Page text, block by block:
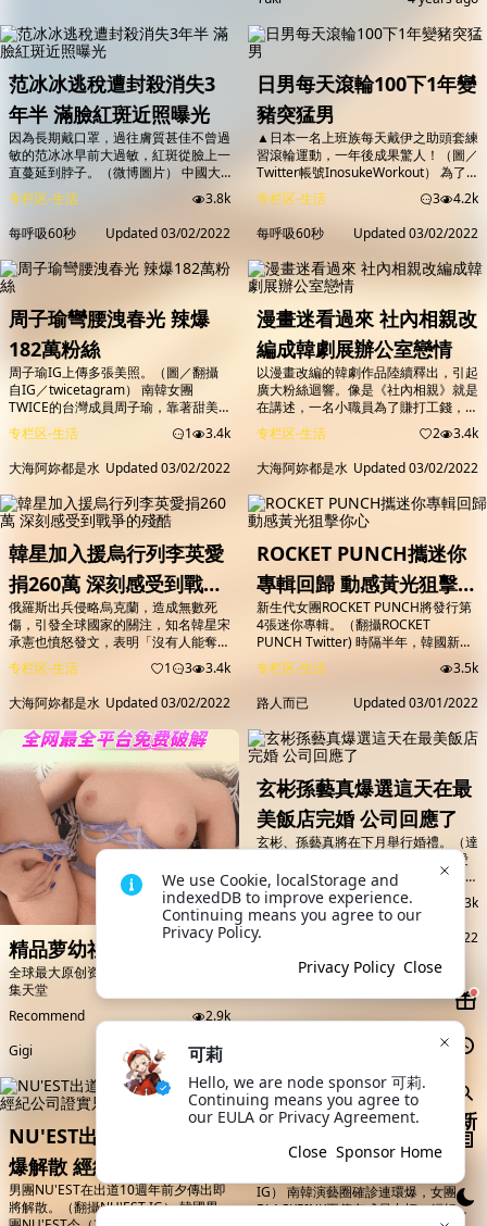
范冰冰逃稅遭封殺消失3
年半 滿臉紅斑近照曝光
因為長期戴口罩，過往膚質甚佳不曾過
敏的范冰冰早前大過敏，紅斑從臉上一
直蔓延到脖子。（微博圖片） 中國大
陸女星范冰冰2018年身陷「陰陽合
約」逃稅泥沼遭封殺，3年半來在大小
銀幕銷聲匿跡，僅好萊塢動作片
《355》得以上映。日前韓媒證實范冰
冰將會客串演出韓劇《Insider》，她
日前在微博公開近況，透露自己出差在
外，因為過敏導致整張臉布滿紅斑，從
眼睛周圍一直蔓延到脖子，看起來十分
嚇人。 范冰...
专栏区-生活
3.8k
每呼吸60秒
Updated03/02/2022
日男每天滾輪100下1年變
豬突猛男
▲日本一名上班族每天戴伊之助頭套練
習滾輪運動，一年後成果驚人！（圖／
Twitter帳號InosukeWorkout） 為了
擁有好身材，鮪魚肚也可以練成肌肉
男！日本一名男子為了練出動畫《鬼滅
之刃》當中「伊之助」的完美身材，一
年前開始在推特上紀錄自己滑滾輪勤練
健身的過程，經過一年後日前他分享成
果，原本圓潤的鮪魚肚已經充滿「8塊
肌」，引起網友熱烈討論！ ▲33歲的
推主分享一年前決定練習滾輪的...
专栏区-生活 3
4.2k
每呼吸60秒
Updated03/02/2022
周子瑜彎腰洩春光 辣爆
182萬粉絲
周子瑜IG上傳多張美照。（圖／翻攝
自IG／twicetagram） 南韓女團
TWICE的台灣成員周子瑜，靠著甜美
仙氣外型，獲得美國電影網站TC
Candler公布「2019全球女星最美臉
蛋」排行榜冠軍，她的一顰一笑往往都
能引起粉絲暴動，最近TWICE飛往美
國展開巡演，只見子瑜在結束紐約場的
演出後，透過社群平台狂PO美照，還
玩起假裝視訊通話，馬上引發網友熱
議。 周子瑜昨（1日）在IG分享...
专栏区-生活 1
3.4k
大海阿妳都是水 Updated03/02/2022
漫畫迷看過來 社內相親改
編成韓劇展辦公室戀情
以漫畫改編的韓劇作品陸續釋出，引起
廣大粉絲迴響。像是《社內相親》就是
在講述，一名小職員為了賺打工錢，替
千金朋友出席相親活動，沒想到對方竟
然是她的公司執行長；另外，韓劇《優
越的一天》，則是一位消防員為了救出
被綁架的女兒，得在24小時內找出連
環殺人犯。 圖／翻攝自
IG@n_a_r_a_k_9 韓劇《社內相親》：
「就用妳那高超的演技，讓我一勞永逸
地退出相親市場吧。」 為了賺取80萬
醫藥費，小職...
专栏区-生活 2
3.4k
大海阿妳都是水 Updated03/02/2022
韓星加入援烏行列李英愛
捐260萬 深刻感受到戰爭
的殘酷
俄羅斯出兵侵略烏克蘭，造成無數死
傷，引發全球國家的關注，知名韓星宋
承憲也憤怒發文，表明「沒有人能奪走
這些孩子們的幸福」，呼籲烏俄停戰，
祈禱世界和平，也貼出一連串照片抨擊
俄羅斯轟炸攻擊的暴行，赤裸裸的呈現
當地慘況。 除此之外，李英愛也霸氣
捐出1億韓元（約新台幣260萬），並
在公開信裡面表示，她的父親曾參與韓
戰，表明「我身為一名參戰勇士的家
人，比任何人都能深刻感受到戰爭的殘
酷」，期盼戰爭趕...
专栏区-生活 1 3
3.4k
大海阿妳都是水 Updated03/02/2022
ROCKET PUNCH攜迷你
專輯回歸 動感黃光狙擊你
心
新生代女團ROCKET PUNCH將發行第
4張迷你專輯。（翻攝ROCKET
PUNCH Twitter) 時隔半年，韓國新生
代女團ROCKET PUNCH攜第4張迷你
專輯《YELLOW PUNCH》回歸歌壇，
新專輯是ROCKET PUNCH的「COLOR
COLLECTION」系列作品，以最接近
光線的夢幻黃色氛圍感，展現出在閃耀
的聚光燈下走秀的滿滿自信感。
ROCKET PUNCH是由...
专栏区-生活
3.5k
路人而已
Updated03/01/2022
精品萝幼社
全球最大原创资源平台，萝莉爱好者聚
集天堂
Recommend
2.9k
Gigi
03/01/2022
玄彬孫藝真爆選這天在最
美飯店完婚 公司回應了
玄彬、孫藝真將在下月舉行婚禮。（達
志影像） 韓星玄彬和孫藝真合作《愛
的迫降》擦出火花，去年元旦大方認愛
後，本月宣布與玄彬結婚喜訊，將在下
月於首爾舉行非公開婚禮，但沒公開確
切日期，而今（28日）韓媒報導，小
倆口會在3月30日舉行婚禮，對此，經
紀公司也回應了。 據韓媒《JTBC》報
導，玄彬、孫藝真將於3月30日，在首
爾的格蘭德華克山莊（WALKER
HILL）舉行戶外婚禮，由於是非公開
专栏区-生活
3k
路人而已
03/01/2022
NU'EST出道10週年前夕
爆解散 經紀公司證實只留
2個人
男團NU'EST在出道10週年前夕傳出即
將解散。（翻攝NU'EST IG） 韓國男
BP成員又中標ROS確診新
IG） 南韓演藝圈確診連環爆，女團
BLACKPINK再傳有成員中標，經紀公
We use Cookie, localStorage and
indexedDB to improve experience.
Continuing means you agree to our
Privacy Policy.
Privacy Policy Close
可莉
Hello, we are node sponsor 可莉.
Continuing means you agree to
our EULA or Privacy Agreement.
Close Sponsor Home